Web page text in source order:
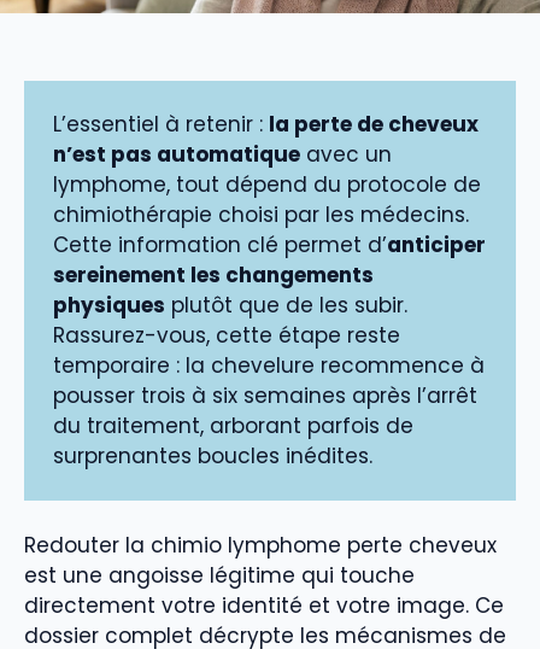
L’essentiel à retenir : la perte de cheveux
n’est pas automatique avec un
lymphome, tout dépend du protocole de
chimiothérapie choisi par les médecins.
Cette information clé permet d’anticiper
sereinement les changements
physiques plutôt que de les subir.
Rassurez-vous, cette étape reste
temporaire : la chevelure recommence à
pousser trois à six semaines après l’arrêt
du traitement, arborant parfois de
surprenantes boucles inédites.
Redouter la chimio lymphome perte cheveux
est une angoisse légitime qui touche
directement votre identité et votre image. Ce
dossier complet décrypte les mécanismes de